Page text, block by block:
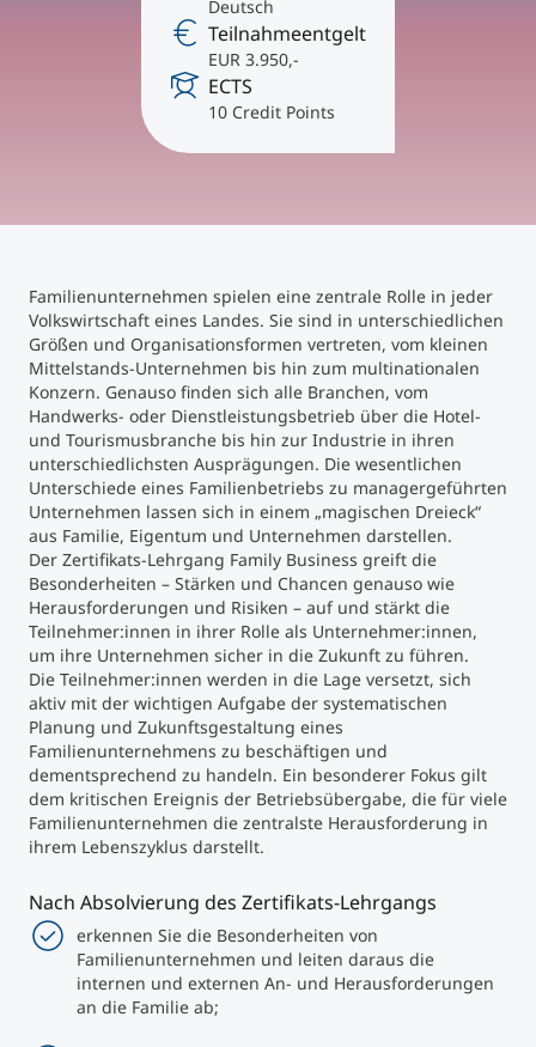
International studieren
An über 300 Partneruniversitäten
Forschung am MCI
Micro Credentials
Masterclasses
Management-Seminare
Technische Weiterbildung
Maßgeschneiderte Programme
Studienberatung
Executive Education Finder
Deutsch
Teilnahmeentgelt
EUR 3.950,-
ECTS
10 Credit Points
Familienunternehmen spielen eine zentrale Rolle in jeder
Volkswirtschaft eines Landes. Sie sind in unterschiedlichen
Größen und Organisationsformen vertreten, vom kleinen
Mittelstands-Unternehmen bis hin zum multinationalen
Konzern. Genauso finden sich alle Branchen, vom
Handwerks- oder Dienstleistungsbetrieb über die Hotel-
und Tourismusbranche bis hin zur Industrie in ihren
unterschiedlichsten Ausprägungen. Die wesentlichen
Unterschiede eines Familienbetriebs zu managergeführten
Unternehmen lassen sich in einem „magischen Dreieck“
aus Familie, Eigentum und Unternehmen darstellen.
Der Zertifikats-Lehrgang Family Business greift die
Besonderheiten – Stärken und Chancen genauso wie
Herausforderungen und Risiken – auf und stärkt die
Teilnehmer:innen in ihrer Rolle als Unternehmer:innen,
um ihre Unternehmen sicher in die Zukunft zu führen.
Die Teilnehmer:innen werden in die Lage versetzt, sich
aktiv mit der wichtigen Aufgabe der systematischen
Planung und Zukunftsgestaltung eines
Familienunternehmens zu beschäftigen und
dementsprechend zu handeln. Ein besonderer Fokus gilt
dem kritischen Ereignis der Betriebsübergabe, die für viele
Familienunternehmen die zentralste Herausforderung in
ihrem Lebenszyklus darstellt.
Nach Absolvierung des Zertifikats-Lehrgangs
erkennen Sie die Besonderheiten von
Familienunternehmen und leiten daraus die
internen und externen An- und Herausforderungen
an die Familie ab;